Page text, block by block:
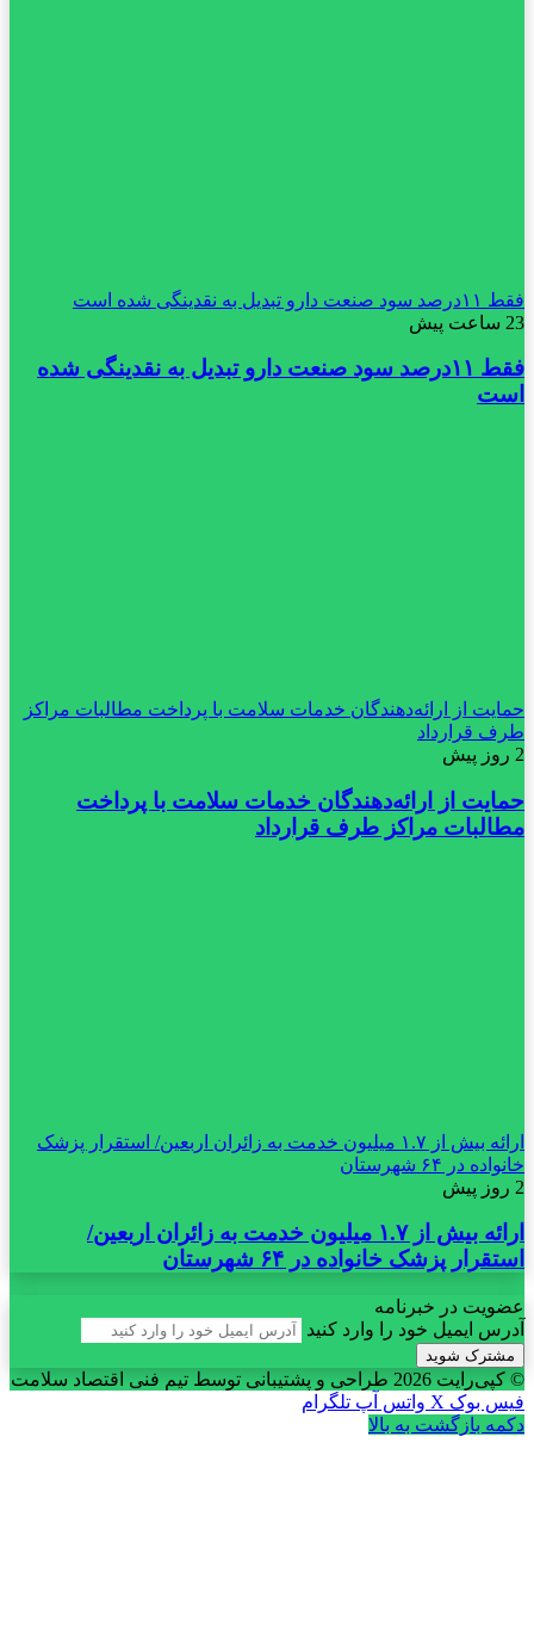
فقط ۱۱‌درصد سود صنعت دارو تبدیل به نقدینگی شده است
23 ساعت پیش
فقط ۱۱‌درصد سود صنعت دارو تبدیل به نقدینگی شده
است
حمایت از ارائه‌دهندگان خدمات سلامت با پرداخت مطالبات مراکز
طرف قرارداد
2 روز پیش
حمایت از ارائه‌دهندگان خدمات سلامت با پرداخت
مطالبات مراکز طرف قرارداد
ارائه بیش از ۱.۷ میلیون خدمت به زائران اربعین/ استقرار پزشک
خانواده در ۶۴ شهرستان
2 روز پیش
ارائه بیش از ۱.۷ میلیون خدمت به زائران اربعین/
استقرار پزشک خانواده در ۶۴ شهرستان
عضویت در خبرنامه
آدرس ایمیل خود را وارد کنید
© کپی‌رایت 2026
طراحی و پشتیبانی توسط تیم فنی اقتصاد سلامت
فیس بوک X واتس آپ تلگرام
دکمه بازگشت به بالا